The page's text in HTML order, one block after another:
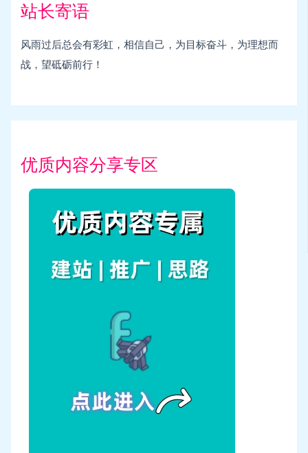
站长寄语
风雨过后总会有彩虹，相信自己，为目标奋斗，为理想而
战，望砥砺前行！
优质内容分享专区